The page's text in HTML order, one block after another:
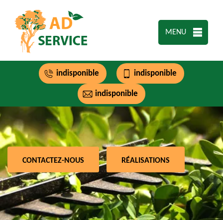
MENU
indisponible indisponible
indisponible
CONTACTEZ-NOUS RÉALISATIONS